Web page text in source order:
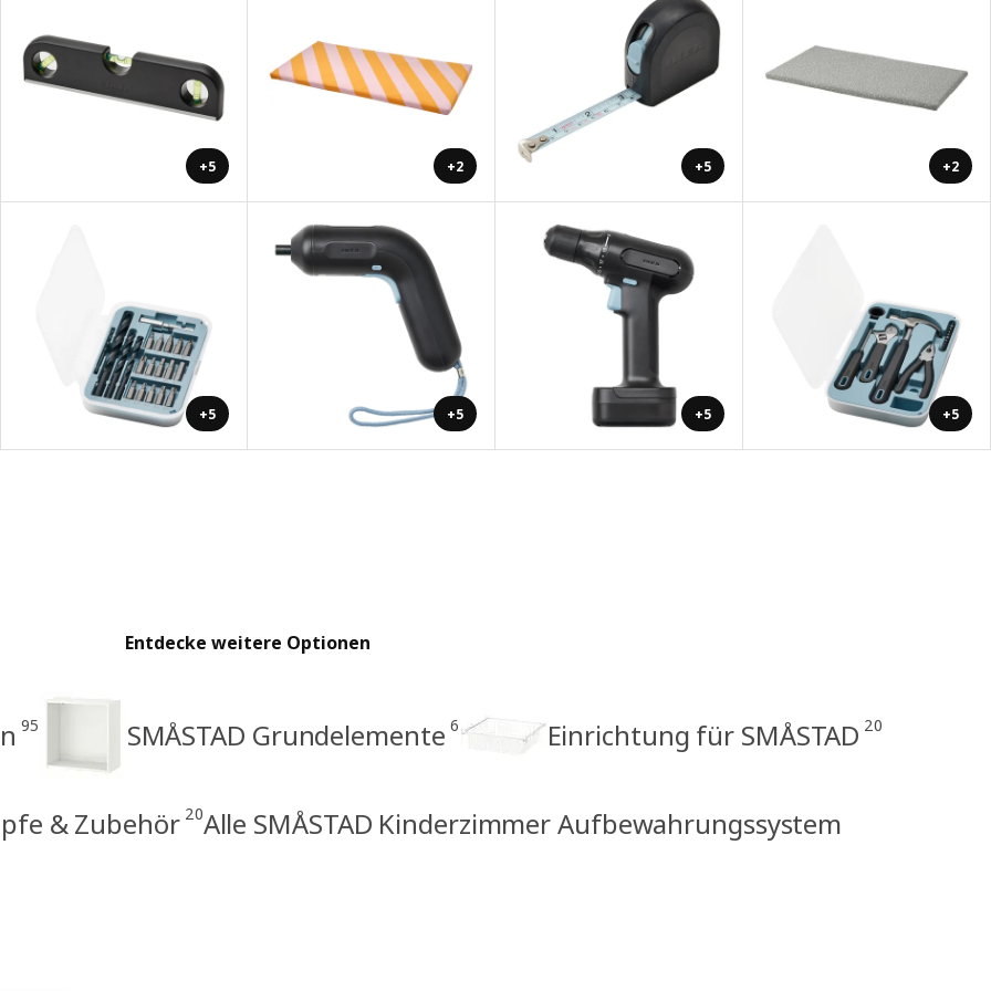
+5 +2 +5 +2
+5 +5 +5 +5
Entdecke weitere Optionen
95 SMÅSTAD Grundelemente 6 Einrichtung für SMÅSTAD 20
& Zubehör 20Alle SMÅSTAD Kinderzimmer Aufbewahrungssystem